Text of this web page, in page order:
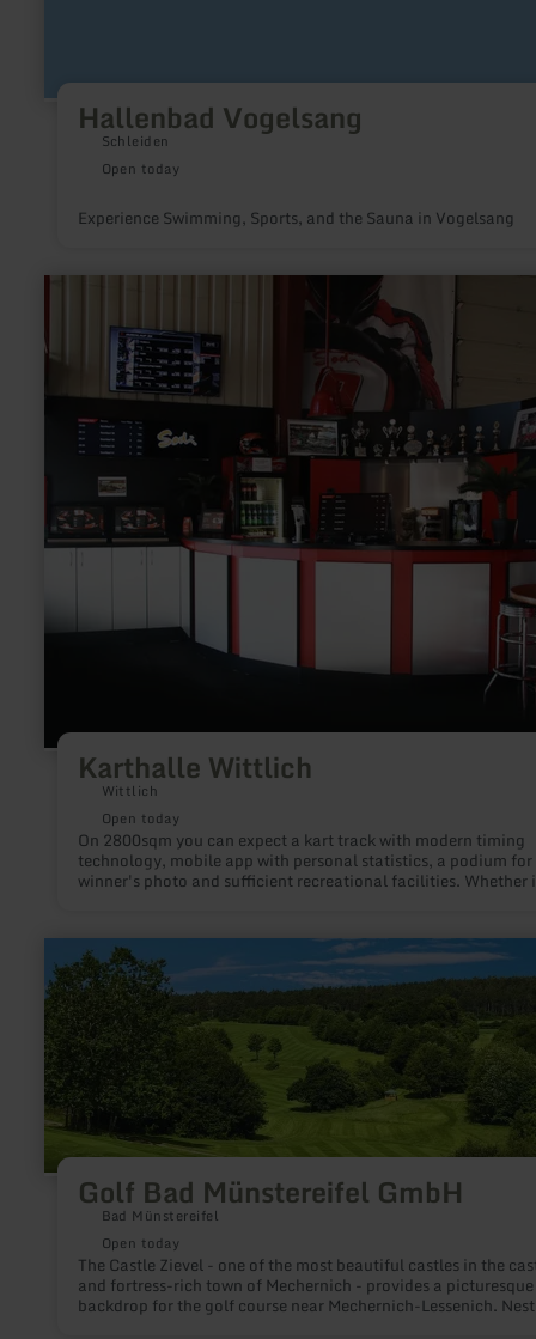
Hallenbad Vogelsang
Schleiden
Open today
Experience Swimming, Sports, and the Sauna in Vogelsang
Karthalle Wittlich
Wittlich
Open today
On 2800sqm you can expect a kart track with modern timing
technology, mobile app with personal statistics, a podium for
winner's photo and sufficient recreational facilities. Whether
Karthalle
Wittlich
Golf Bad Münstereifel GmbH
Bad Münstereifel
Open today
The Castle Zievel - one of the most beautiful castles in the
and fortress-rich town of Mechernich - provides a picturesque
backdrop for the golf course near Mechernich-Lessenich.
more
about:
Golf
Bad
Münstereifel
GmbH